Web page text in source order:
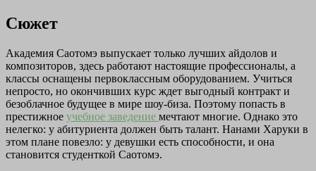
Сюжет
Академия Саотомэ выпускает только лучших айдолов и
композиторов, здесь работают настоящие профессионалы, а
классы оснащены первоклассным оборудованием. Учиться
непросто, но окончивших курс ждет выгодный контракт и
безоблачное будущее в мире шоу-биза. Поэтому попасть в
престижное учебное заведение мечтают многие. Однако это
нелегко: у абитуриента должен быть талант. Нанами Харуки в
этом плане повезло: у девушки есть способности, и она
становится студенткой Саотомэ.